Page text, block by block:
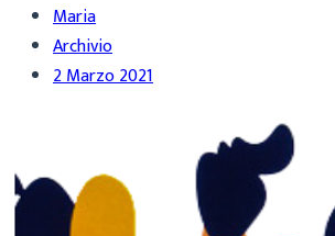
Maria
Archivio
2 Marzo 2021